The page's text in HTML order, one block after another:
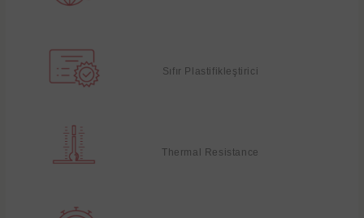
Sıfır Plastifikleştirici
Thermal Resistance